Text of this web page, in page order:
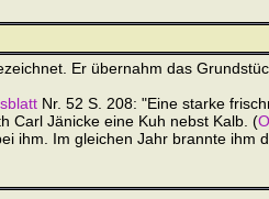
Er übernahm das
Nr. 52 S. 208: "Eine starke
Carl Jänicke eine Kuh nebst Kalb. (
ihm. Im gleichen Jahr brannte ihm